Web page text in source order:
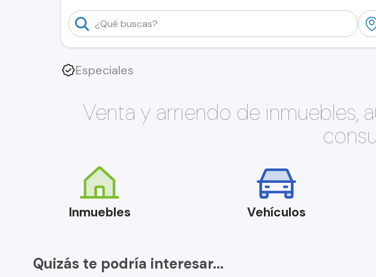
Especiales
Venta y arriendo de inmuebles,
Inmuebles Vehículos
Quizás te podría interesar...